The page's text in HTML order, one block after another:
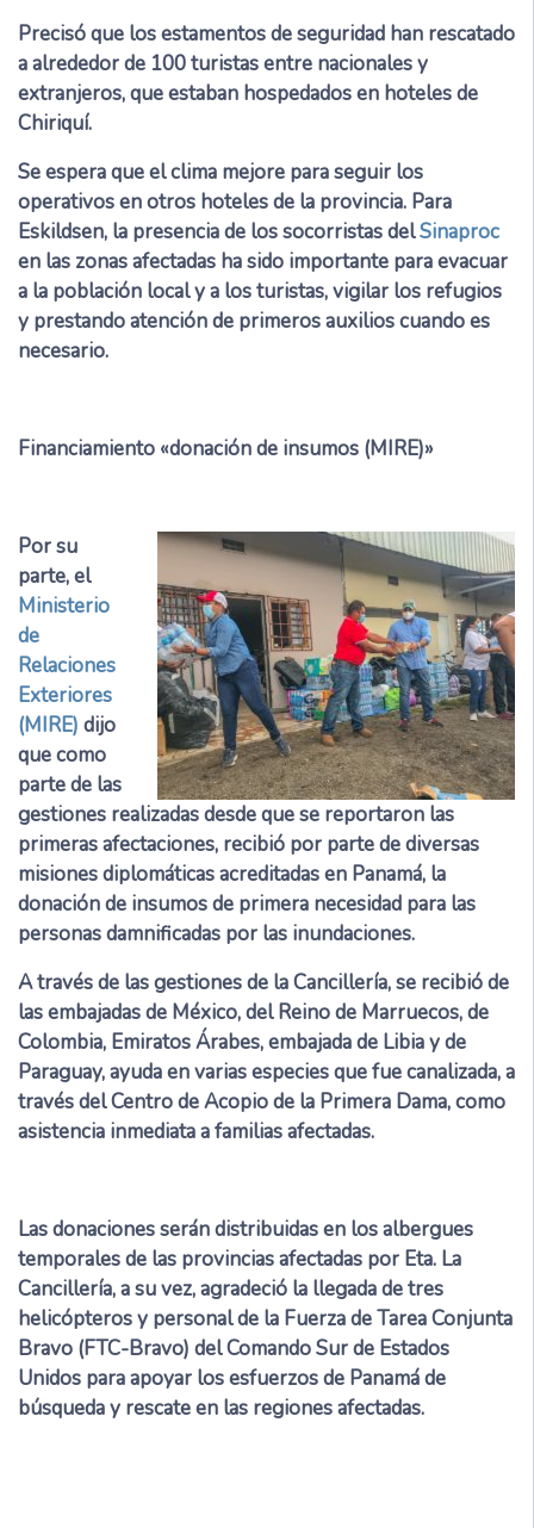
Precisó que los estamentos de seguridad han rescatado
a alrededor de 100 turistas entre nacionales y
extranjeros, que estaban hospedados en hoteles de
Chiriquí.
Se espera que el clima mejore para seguir los
operativos en otros hoteles de la provincia. Para
Eskildsen, la presencia de los socorristas delSinaproc
en las zonas afectadas ha sido importante para evacuar
a la población local y a los turistas, vigilar los refugios
y prestando atención de primeros auxilios cuando es
necesario.
Financiamiento «donación de insumos (MIRE)»
Por su
parte, el
Ministerio
de
Relaciones
Exteriores
(MIRE) dijo
que como
parte de las
gestiones realizadas desde que se reportaron las
primeras afectaciones, recibió por parte de diversas
misiones diplomáticas acreditadas en Panamá, la
donación de insumos de primera necesidad para las
personas damnificadas por las inundaciones.
A través de las gestiones de la Cancillería, se recibió de
las embajadas de México, del Reino de Marruecos, de
Colombia, Emiratos Árabes, embajada de Libia y de
Paraguay, ayuda en varias especies que fue canalizada, a
través del Centro de Acopio de la Primera Dama, como
asistencia inmediata a familias afectadas.
Las donaciones serán distribuidas en los albergues
temporales de las provincias afectadas por Eta. La
Cancillería, a su vez, agradeció la llegada de tres
helicópteros y personal de la Fuerza de Tarea Conjunta
Bravo (FTC-Bravo) del Comando Sur de Estados
Unidos para apoyar los esfuerzos de Panamá de
búsqueda y rescate en las regiones afectadas.